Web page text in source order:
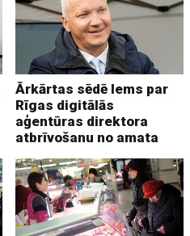
Ārkārtas sēdē lems par
Rīgas digitālās
aģentūras direktora
atbrīvošanu no amata